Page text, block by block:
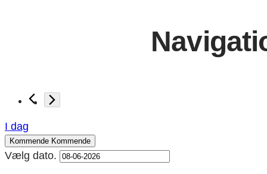
I dag
Kommende Kommende
Vælg dato.